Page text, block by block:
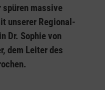
massive
unserer Regional-
Dr. Sophie von
dem Leiter des